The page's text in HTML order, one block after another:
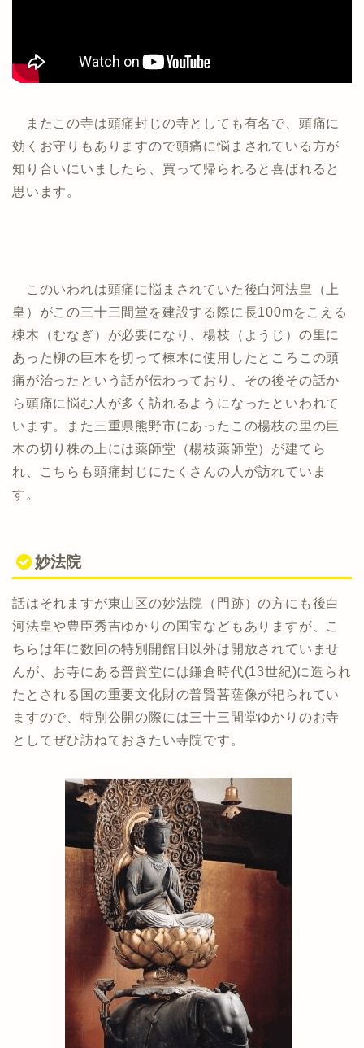
またこの寺は頭痛封じの寺としても有名で、頭痛に
効くお守りもありますので頭痛に悩まされている方が
知り合いにいましたら、買って帰られると喜ばれると
思います。
このいわれは頭痛に悩まされていた後白河法皇（上
皇）がこの三十三間堂を建設する際に長100mをこえる
棟木（むなぎ）が必要になり、楊枝（ようじ）の里に
あった柳の巨木を切って棟木に使用したところこの頭
痛が治ったという話が伝わっており、その後その話か
ら頭痛に悩む人が多く訪れるようになったといわれて
います。また三重県熊野市にあったこの楊枝の里の巨
木の切り株の上には薬師堂（楊枝薬師堂）が建てら
れ、こちらも頭痛封じにたくさんの人が訪れていま
す。
妙法院
話はそれますが東山区の妙法院（門跡）の方にも後白
河法皇や豊臣秀吉ゆかりの国宝などもありますが、こ
ちらは年に数回の特別開館日以外は開放されていませ
んが、お寺にある普賢堂には鎌倉時代(13世紀)に造られ
たとされる国の重要文化財の普賢菩薩像が祀られてい
ますので、特別公開の際には三十三間堂ゆかりのお寺
としてぜひ訪ねておきたい寺院です。